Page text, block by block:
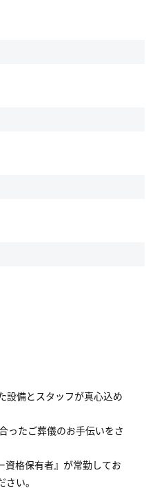
設備とスタッフが真心込め
ったご葬儀のお手伝いをさ
資格保有者』が常勤してお
い。